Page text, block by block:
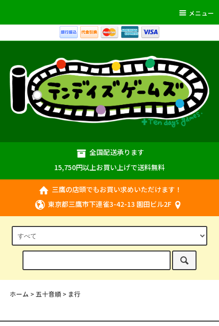
メニュー
全国配送承ります
15,750円以上お買い上げで送料無料
三鷹の店頭でもお買い求めいただけます！
東京都三鷹市下連雀3-42-13 園田ビル2F
ホーム > 五十音順 > ま行